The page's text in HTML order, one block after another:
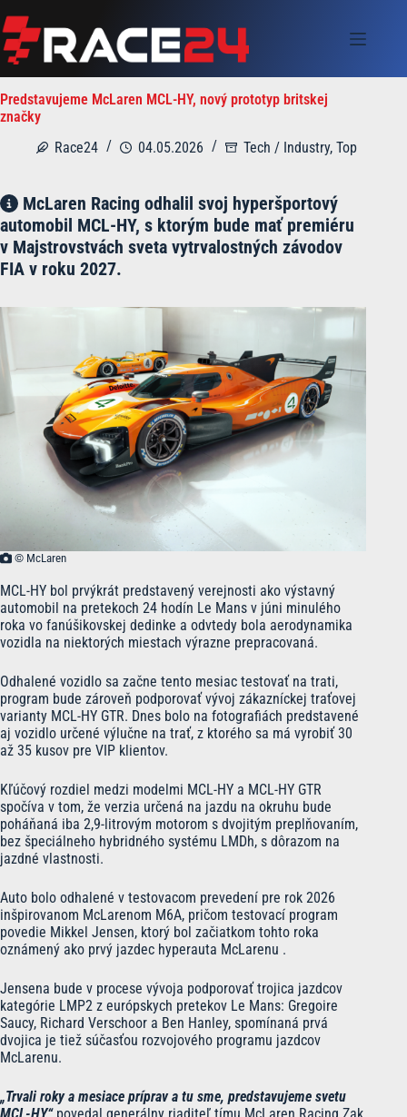
to
content
Predstavujeme McLaren MCL-HY, nový prototyp britskej
značky
Race24
04.05.2026 Tech / Industry, Top
McLaren Racing odhalil svoj hyperšportový
automobil MCL-HY, s ktorým bude mať premiéru
v Majstrovstvách sveta vytrvalostných závodov
FIA v roku 2027.
© McLaren
MCL-HY bol prvýkrát predstavený verejnosti ako výstavný
automobil na pretekoch 24 hodín Le Mans v júni minulého
roka vo fanúšikovskej dedinke a odvtedy bola aerodynamika
vozidla na niektorých miestach výrazne prepracovaná.
Odhalené vozidlo sa začne tento mesiac testovať na trati,
program bude zároveň podporovať vývoj zákazníckej traťovej
varianty MCL-HY GTR. Dnes bolo na fotografiách predstavené
aj vozidlo určené výlučne na trať, z ktorého sa má vyrobiť 30
až 35 kusov pre VIP klientov.
Kľúčový rozdiel medzi modelmi MCL-HY a MCL-HY GTR
spočíva v tom, že verzia určená na jazdu na okruhu bude
poháňaná iba 2,9-litrovým motorom s dvojitým preplňovaním,
bez špeciálneho hybridného systému LMDh, s dôrazom na
jazdné vlastnosti.
Auto bolo odhalené v testovacom prevedení pre rok 2026
inšpirovanom McLarenom M6A, pričom testovací program
povedie Mikkel Jensen, ktorý bol začiatkom tohto roka
oznámený ako prvý jazdec hyperauta McLarenu .
Jensena bude v procese vývoja podporovať trojica jazdcov
kategórie LMP2 z európskych pretekov Le Mans: Gregoire
Saucy, Richard Verschoor a Ben Hanley, spomínaná prvá
dvojica je tiež súčasťou rozvojového programu jazdcov
McLarenu.
„Trvali roky a mesiace príprav a tu sme, predstavujeme svetu